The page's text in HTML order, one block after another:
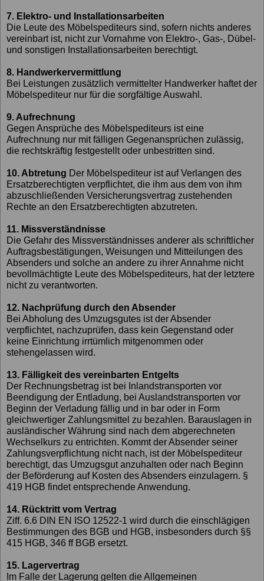
7. Elektro- und Installationsarbeiten
Die Leute des Möbelspediteurs sind, sofern nichts anderes
vereinbart ist, nicht zur Vornahme von Elektro-, Gas-, Dübel-
und sonstigen Installationsarbeiten berechtigt.
8. Handwerkervermittlung
Bei Leistungen zusätzlich vermittelter Handwerker haftet der
Möbelspediteur nur für die sorgfältige Auswahl.
9. Aufrechnung
Gegen Ansprüche des Möbelspediteurs ist eine
Aufrechnung nur mit fälligen Gegenansprüchen zulässig,
die rechtskräftig festgestellt oder unbestritten sind.
10. Abtretung Der Möbelspediteur ist auf Verlangen des
Ersatzberechtigten verpflichtet, die ihm aus dem von ihm
abzuschließenden Versicherungsvertrag zustehenden
Rechte an den Ersatzberechtigten abzutreten.
11. Missverständnisse
Die Gefahr des Missverständnisses anderer als schriftlicher
Auftragsbestätigungen, Weisungen und Mitteilungen des
Absenders und solche an andere zu ihrer Annahme nicht
bevollmächtigte Leute des Möbelspediteurs, hat der letztere
nicht zu verantworten.
12. Nachprüfung durch den Absender
Bei Abholung des Umzugsgutes ist der Absender
verpflichtet, nachzuprüfen, dass kein Gegenstand oder
keine Einrichtung irrtümlich mitgenommen oder
stehengelassen wird.
13. Fälligkeit des vereinbarten Entgelts
Der Rechnungsbetrag ist bei Inlandstransporten vor
Beendigung der Entladung, bei Auslandstransporten vor
Beginn der Verladung fällig und in bar oder in Form
gleichwertiger Zahlungsmittel zu bezahlen. Barauslagen in
ausländischer Währung sind nach dem abgerechneten
Wechselkurs zu entrichten. Kommt der Absender seiner
Zahlungsverpflichtung nicht nach, ist der Möbelspediteur
berechtigt, das Umzugsgut anzuhalten oder nach Beginn
der Beförderung auf Kosten des Absenders einzulagern. §
419 HGB findet entsprechende Anwendung.
14. Rücktritt vom Vertrag
Ziff. 6.6 DIN EN ISO 12522-1 wird durch die einschlägigen
Bestimmungen des BGB und HGB, insbesonders durch §§
415 HGB, 346 ff BGB ersetzt.
15. Lagervertrag
Im Falle der Lagerung gelten die Allgemeinen